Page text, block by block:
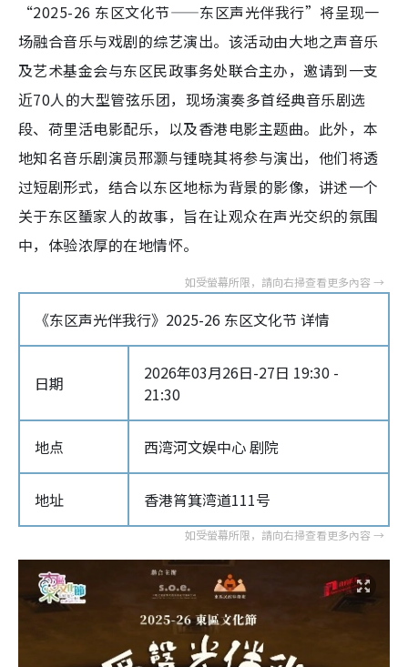
“2025-26 东区文化节——东区声光伴我行”将呈现一
场融合音乐与戏剧的综艺演出。该活动由大地之声音乐
及艺术基金会与东区民政事务处联合主办，邀请到一支
近70人的大型管弦乐团，现场演奏多首经典音乐剧选
段、荷里活电影配乐，以及香港电影主题曲。此外，本
地知名音乐剧演员邢灏与锺晓其将参与演出，他们将透
过短剧形式，结合以东区地标为背景的影像，讲述一个
关于东区蜑家人的故事，旨在让观众在声光交织的氛围
中，体验浓厚的在地情怀。
《东区声光伴我行》2025-26 东区文化节 详情
日期
2026年03月26日-27日 19:30 -
21:30
地点 西湾河文娱中心 剧院
地址 香港筲箕湾道111号